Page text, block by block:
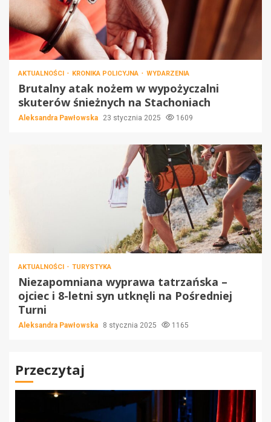
AKTUALNOŚCI KRONIKA POLICYJNA WYDARZENIA
Brutalny atak nożem w wypożyczalni
skuterów śnieżnych na Stachoniach
Aleksandra Pawłowska 23 stycznia 2025 1609
AKTUALNOŚCI TURYSTYKA
Niezapomniana wyprawa tatrzańska –
ojciec i 8-letni syn utknęli na Pośredniej
Turni
Aleksandra Pawłowska 8 stycznia 2025 1165
Przeczytaj